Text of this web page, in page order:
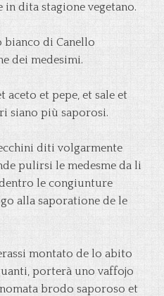
dita stagione vegetano.
bianco di Canello
dei medesimi.
aceto et pepe, et sale et
siano più saporosi.
diti volgarmente
pulirsi le medesme da li
le congiunture
alla saporatione de le
montato de lo abito
porterà uno vaffojo
brodo saporoso et